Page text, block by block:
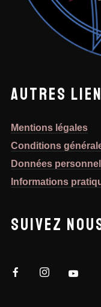
AUTRES
Mentions légales
Conditions
Données
Informations
SUIVEZ